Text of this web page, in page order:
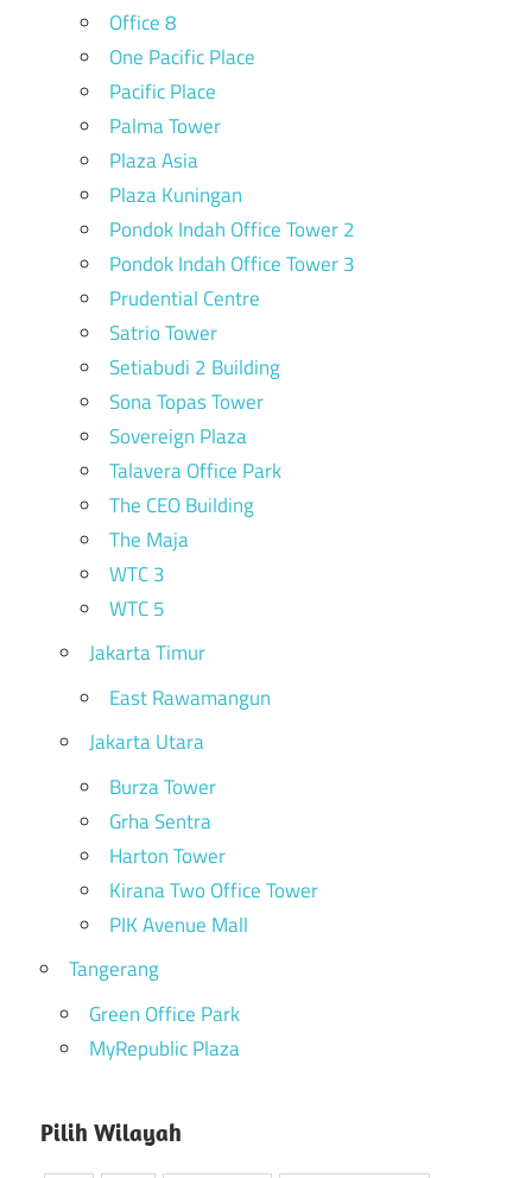
Office 8
One Pacific Place
Pacific Place
Palma Tower
Plaza Asia
Plaza Kuningan
Pondok Indah Office Tower 2
Pondok Indah Office Tower 3
Prudential Centre
Satrio Tower
Setiabudi 2 Building
Sona Topas Tower
Sovereign Plaza
Talavera Office Park
The CEO Building
The Maja
WTC 3
WTC 5
Jakarta Timur
East Rawamangun
Jakarta Utara
Burza Tower
Grha Sentra
Harton Tower
Kirana Two Office Tower
PIK Avenue Mall
Tangerang
Green Office Park
MyRepublic Plaza
Pilih Wilayah